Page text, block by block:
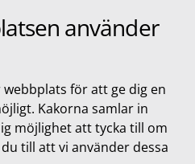
använder
för att ge dig en
Kakorna samlar in
möjlighet att tycka till om
till att vi använder dessa